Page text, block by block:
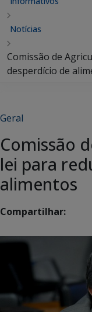
Notícias
Comissão de
desperdício de
Geral
Comissão
lei para
alimentos
Compartilhar: